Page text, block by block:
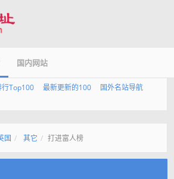
国内网站
行Top100 最新更新的100
国外名站导航
国 其它 打进富人榜